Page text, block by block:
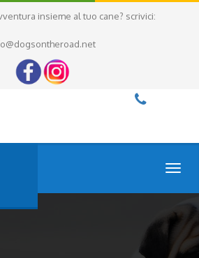
insieme al tuo cane? scrivici: